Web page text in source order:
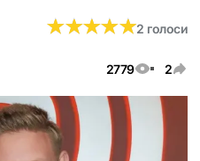
2779 2
★★★★★
★★★★★2 голоси